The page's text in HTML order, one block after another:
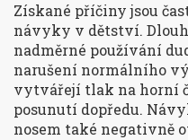
Získané příčiny jsou
návyky v dětství.
nadměrné používání
narušení normálního
vytvářejí tlak na horní
posunutí dopředu.
nosem také negativně